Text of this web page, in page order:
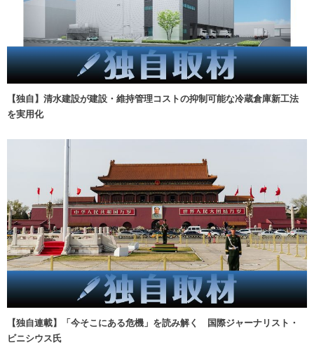
【独自】清水建設が建設・維持管理コストの抑制可能な冷蔵倉庫新工法
を実用化
【独自連載】「今そこにある危機」を読み解く 国際ジャーナリスト・
ビニシウス氏